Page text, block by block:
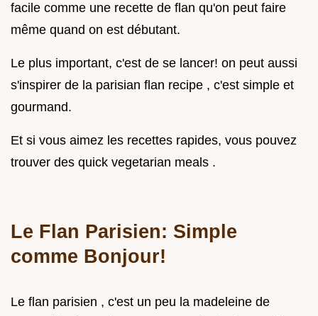
facile comme une recette de flan qu'on peut faire
même quand on est débutant.
Le plus important, c'est de se lancer! on peut aussi
s'inspirer de la parisian flan recipe , c'est simple et
gourmand.
Et si vous aimez les recettes rapides, vous pouvez
trouver des quick vegetarian meals .
Le Flan Parisien: Simple
comme Bonjour!
Le flan parisien , c'est un peu la madeleine de